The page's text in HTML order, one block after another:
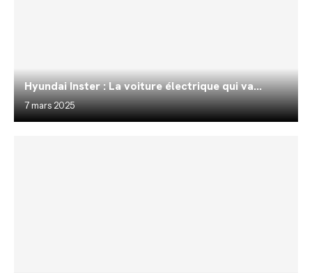
Hyundai Inster : La voiture électrique qui va...
7 mars 2025